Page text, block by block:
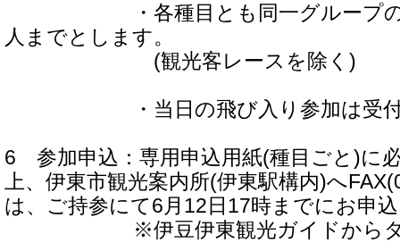
・各種目とも同一グループの申
人までとします。
(観光客レースを除く)
・当日の飛び入り参加は受付い
6 参加申込：専用申込用紙(種目ごと)に
上、伊東市観光案内所(伊東駅構内)へ
は、ご持参にて6月12日17時までにお申
※伊豆伊東観光ガイドからダウ